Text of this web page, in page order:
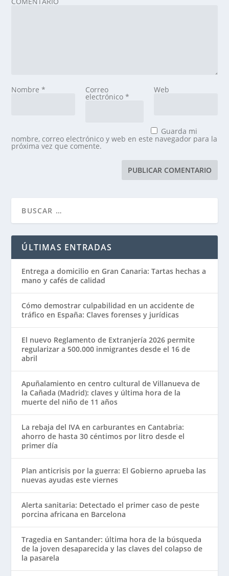
Nombre* Correo
electrónico *
Web
Guarda mi
nombre, correo electrónico y web en este navegador para la
próxima vez que comente.
ÚLTIMAS ENTRADAS
Entrega a domicilio en Gran Canaria: Tartas hechas a
mano y cafés de calidad
Cómo demostrar culpabilidad en un accidente de
tráfico en España: Claves forenses y jurídicas
El nuevo Reglamento de Extranjería 2026 permite
regularizar a 500.000 inmigrantes desde el 16 de
abril
Apuñalamiento en centro cultural de Villanueva de
la Cañada (Madrid): claves y última hora de la
muerte del niño de 11 años
La rebaja del IVA en carburantes en Cantabria:
ahorro de hasta 30 céntimos por litro desde el
primer día
Plan anticrisis por la guerra: El Gobierno aprueba las
nuevas ayudas este viernes
Alerta sanitaria: Detectado el primer caso de peste
porcina africana en Barcelona
Tragedia en Santander: última hora de la búsqueda
de la joven desaparecida y las claves del colapso de
la pasarela